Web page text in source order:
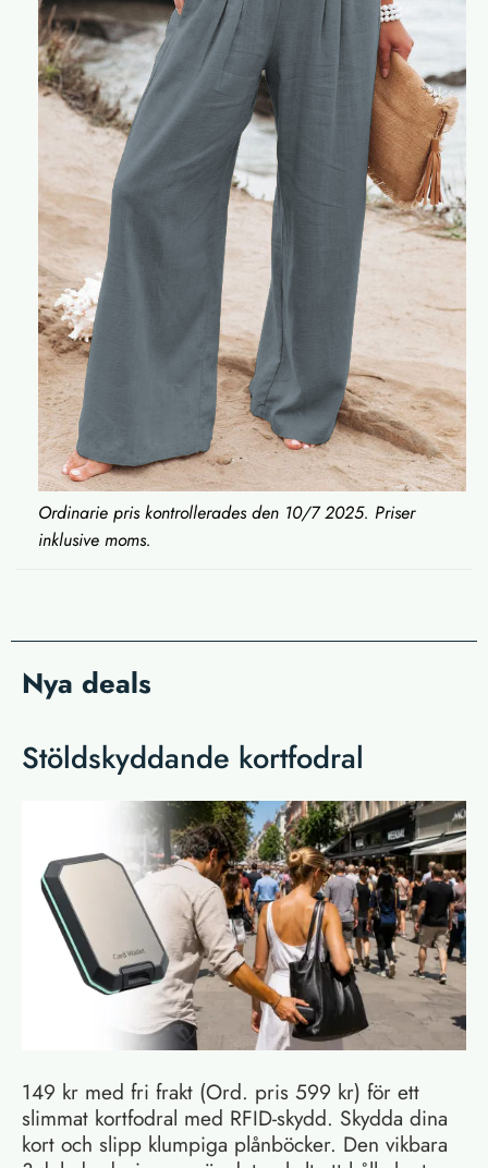
Ordinarie pris kontrollerades den 10/7 2025. Priser
inklusive moms.
Nya deals
Stöldskyddande kortfodral
149 kr med fri frakt (Ord. pris 599 kr) för ett
slimmat kortfodral med RFID-skydd. Skydda dina
kort och slipp klumpiga plånböcker. Den vikbara